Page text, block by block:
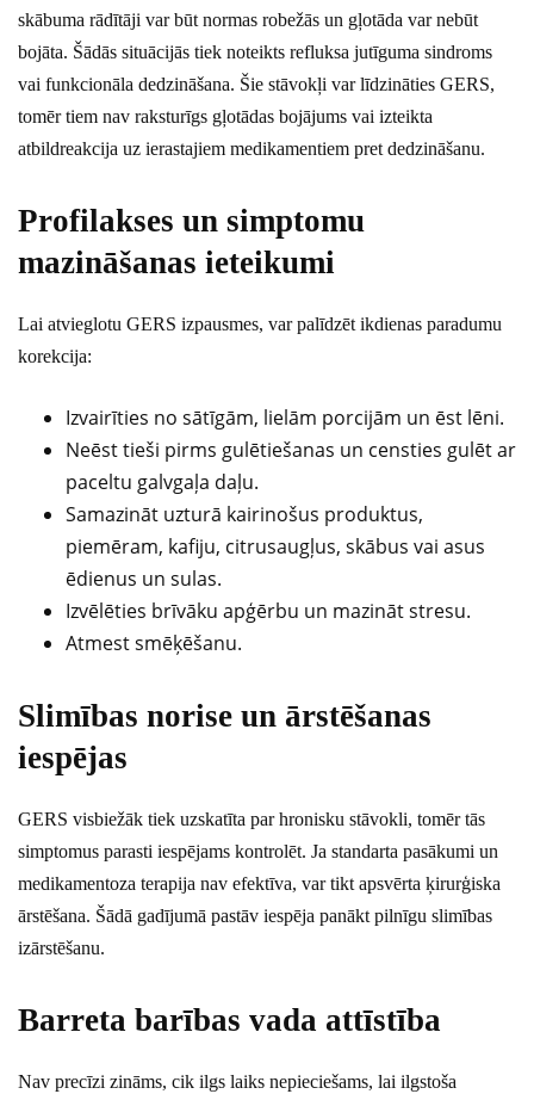
skābuma rādītāji var būt normas robežās un gļotāda var nebūt
bojāta. Šādās situācijās tiek noteikts refluksa jutīguma sindroms
vai funkcionāla dedzināšana. Šie stāvokļi var līdzināties GERS,
tomēr tiem nav raksturīgs gļotādas bojājums vai izteikta
atbildreakcija uz ierastajiem medikamentiem pret dedzināšanu.
Profilakses un simptomu
mazināšanas ieteikumi
Lai atvieglotu GERS izpausmes, var palīdzēt ikdienas paradumu
korekcija:
Izvairīties no sātīgām, lielām porcijām un ēst lēni.
Neēst tieši pirms gulētiešanas un censties gulēt ar
paceltu galvgaļa daļu.
Samazināt uzturā kairinošus produktus,
piemēram, kafiju, citrusaugļus, skābus vai asus
ēdienus un sulas.
Izvēlēties brīvāku apģērbu un mazināt stresu.
Atmest smēķēšanu.
Slimības norise un ārstēšanas
iespējas
GERS visbiežāk tiek uzskatīta par hronisku stāvokli, tomēr tās
simptomus parasti iespējams kontrolēt. Ja standarta pasākumi un
medikamentoza terapija nav efektīva, var tikt apsvērta ķirurģiska
ārstēšana. Šādā gadījumā pastāv iespēja panākt pilnīgu slimības
izārstēšanu.
Barreta barības vada attīstība
Nav precīzi zināms, cik ilgs laiks nepieciešams, lai ilgstoša